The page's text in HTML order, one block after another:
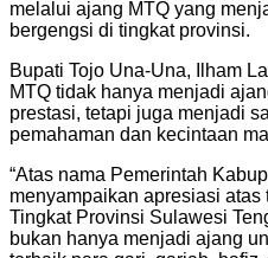
melalui ajang MTQ yang
bergengsi di tingkat provinsi.
Bupati Tojo Una-Una, Ilham
MTQ tidak hanya menjadi
prestasi, tetapi juga menjadi
pemahaman dan kecintaan
“Atas nama Pemerintah
menyampaikan apresiasi
Tingkat Provinsi Sulawesi
bukan hanya menjadi ajang